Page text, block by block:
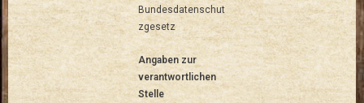
Bundesdatenschut
zgesetz
Angaben zur
verantwortlichen
Stelle